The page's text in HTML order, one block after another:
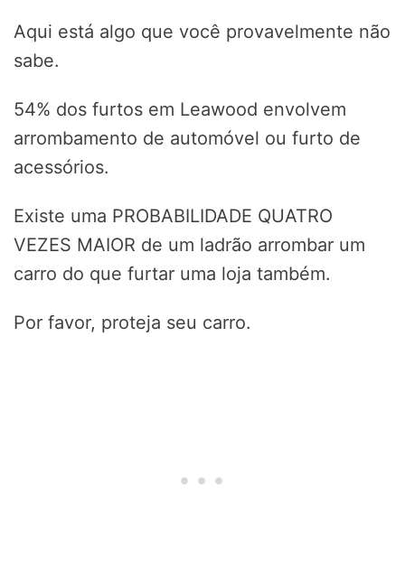
Aqui está algo que você provavelmente não
sabe.
54% dos furtos em Leawood envolvem
arrombamento de automóvel ou furto de
acessórios.
Existe uma PROBABILIDADE QUATRO
VEZES MAIOR de um ladrão arrombar um
carro do que furtar uma loja também.
Por favor, proteja seu carro.